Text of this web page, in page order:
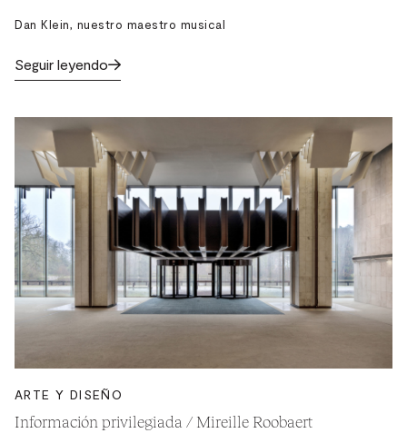
Dan Klein, nuestro maestro musical
Seguir leyendo
ARTE Y DISEÑO
Información privilegiada / Mireille Roobaert